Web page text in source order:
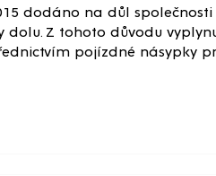
dodáno na důl společnosti
Z tohoto důvodu
pojízdné násypky